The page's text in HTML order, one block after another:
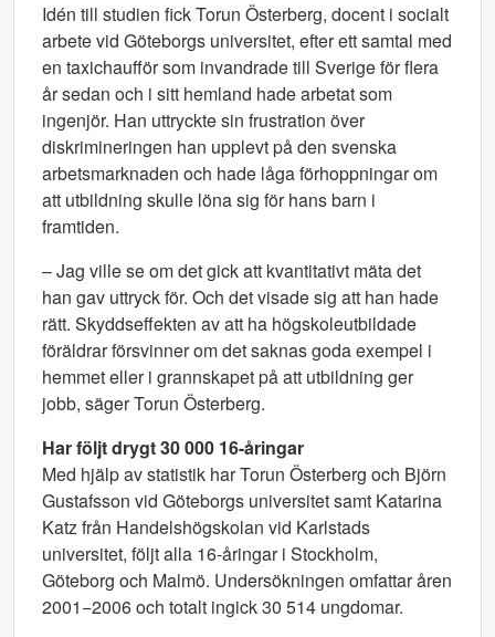
Idén till studien fick Torun Österberg, docent i socialt
arbete vid Göteborgs universitet, efter ett samtal med
en taxichaufför som invandrade till Sverige för flera
år sedan och i sitt hemland hade arbetat som
ingenjör. Han uttryckte sin frustration över
diskrimineringen han upplevt på den svenska
arbetsmarknaden och hade låga förhoppningar om
att utbildning skulle löna sig för hans barn i
framtiden.
– Jag ville se om det gick att kvantitativt mäta det
han gav uttryck för. Och det visade sig att han hade
rätt. Skyddseffekten av att ha högskoleutbildade
föräldrar försvinner om det saknas goda exempel i
hemmet eller i grannskapet på att utbildning ger
jobb, säger Torun Österberg.
Har följt drygt 30 000 16-åringar
Med hjälp av statistik har Torun Österberg och Björn
Gustafsson vid Göteborgs universitet samt Katarina
Katz från Handelshögskolan vid Karlstads
universitet, följt alla 16-åringar i Stockholm,
Göteborg och Malmö. Undersökningen omfattar åren
2001−2006 och totalt ingick 30 514 ungdomar.